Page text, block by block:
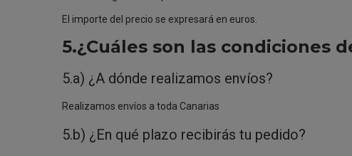
El importe del precio se expresará en euros.
5.¿Cuáles son las condiciones
5.a) ¿A dónde realizamos envíos?
Realizamos envíos a toda Canarias
5.b) ¿En qué plazo recibirás tu pedido?